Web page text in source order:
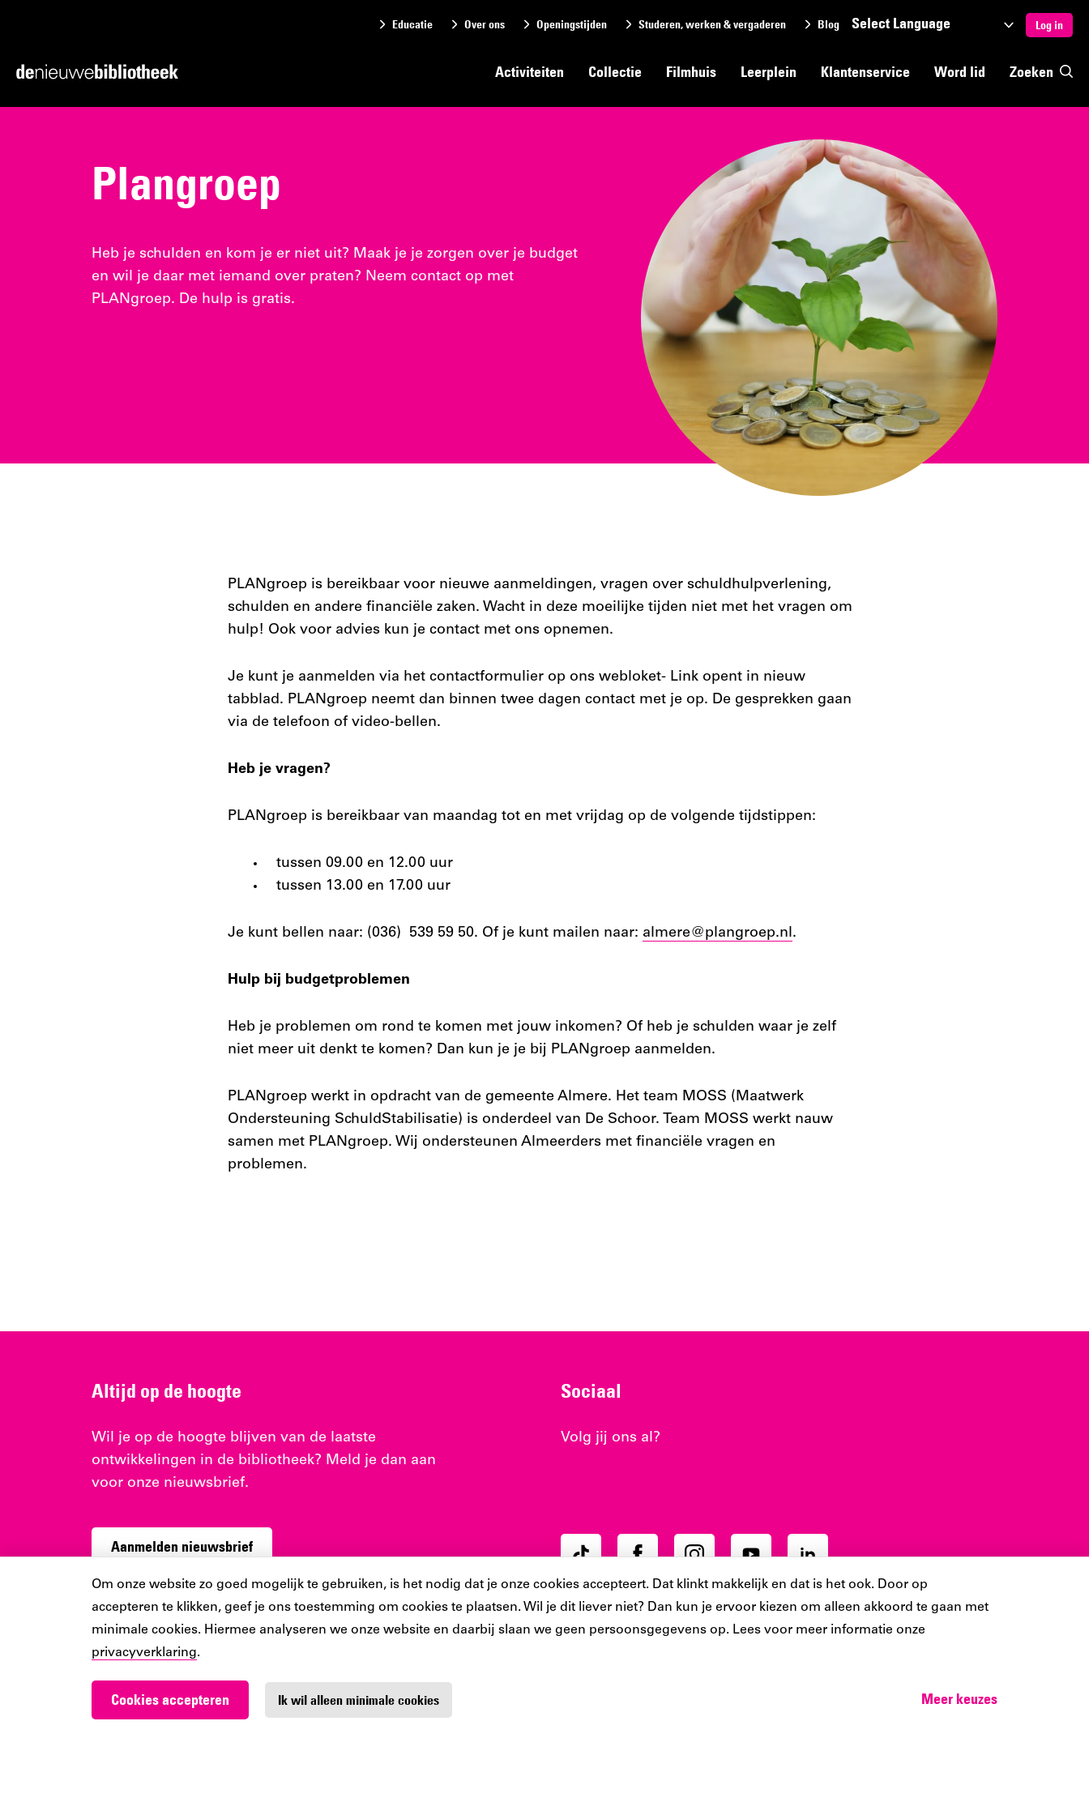
Cookiebar
Om onze website zo goed mogelijk te gebruiken, is het nodig dat je onze cookies accepteert. Dat klinkt makkelijk en dat is het ook. Door op
accepteren te klikken, geef je ons toestemming om cookies te plaatsen. Wil je dit liever niet? Dan kun je ervoor kiezen om alleen akkoord te gaan met
minimale cookies. Hiermee analyseren we onze website en daarbij slaan we geen persoonsgegevens op. Lees voor meer informatie onze
privacyverklaring.
Cookies accepteren Ik wil alleen minimale cookies Meer keuzes
de
deGa
Activiteiten Collectie Filmhuis Leerplein Klantenservice Word lid Zoeken
Educatie Over ons Openingstijden Studeren, werken & vergaderen Blog
Selecteer
taal
Log in
Plangroep
Heb je schulden en kom je er niet uit? Maak je je zorgen over je budget
en wil je daar met iemand over praten? Neem contact op met
PLANgroep. De hulp is gratis.
PLANgroep is bereikbaar voor nieuwe aanmeldingen, vragen over schuldhulpverlening,
schulden en andere financiële zaken. Wacht in deze moeilijke tijden niet met het vragen om
hulp! Ook voor advies kun je contact met ons opnemen.
Je kunt je aanmelden via het contactformulier op ons webloket- Link opent in nieuw
tabblad. PLANgroep neemt dan binnen twee dagen contact met je op. De gesprekken gaan
via de telefoon of video-bellen.
Heb je vragen?
PLANgroep is bereikbaar van maandag tot en met vrijdag op de volgende tijdstippen:
tussen 09.00 en 12.00 uur
tussen 13.00 en 17.00 uur
Je kunt bellen naar: (036) 539 59 50. Of je kunt mailen naar: almere@plangroep.nl.
Hulp bij budgetproblemen
Heb je problemen om rond te komen met jouw inkomen? Of heb je schulden waar je zelf
niet meer uit denkt te komen? Dan kun je je bij PLANgroep aanmelden.
PLANgroep werkt in opdracht van de gemeente Almere. Het team MOSS (Maatwerk
Ondersteuning SchuldStabilisatie) is onderdeel van De Schoor. Team MOSS werkt nauw
samen met PLANgroep. Wij ondersteunen Almeerders met financiële vragen en
problemen.
Altijd op de hoogte
Wil je op de hoogte blijven van de laatste
ontwikkelingen in de bibliotheek? Meld je dan aan
voor onze nieuwsbrief.
Aanmelden nieuwsbrief
Sociaal
Volg jij ons al?
Ons
account
Ons
account
Ons
account
Ons
account
Ons
account
Werken bij De Nieuwe Bibliotheek